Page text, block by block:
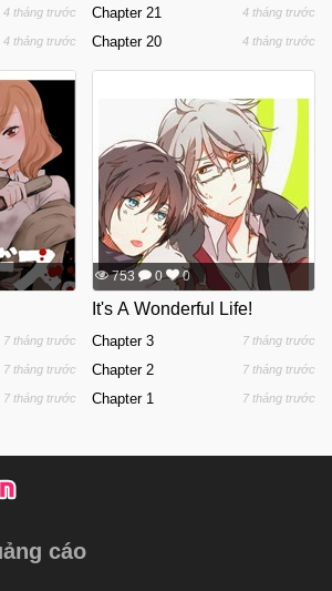
4 tháng trước
4 tháng trước
Chapter 21 4 tháng trước
Chapter 20 4 tháng trước
7 tháng trước
7 tháng trước
7 tháng trước
753 0 0
It's A Wonderful Life!
Chapter 3 7 tháng trước
Chapter 2 7 tháng trước
Chapter 1 7 tháng trước
cáo